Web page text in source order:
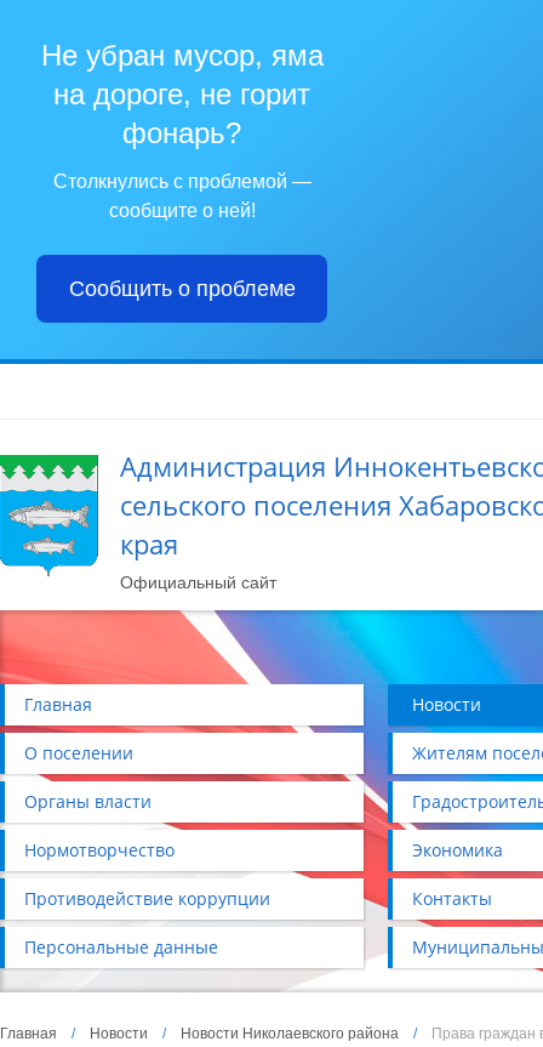
Не убран мусор, яма
на дороге, не горит
фонарь?
Столкнулись с проблемой —
сообщите о ней!
Сообщить о проблеме
Администрация
сельского поселения
края
Официальный сайт
Главная Новости
О поселении Жителям
Органы власти
Нормотворчество Экономика
Противодействие коррупции Контакты
Персональные данные
Главная / Новости / Новости Николаевского района / Права